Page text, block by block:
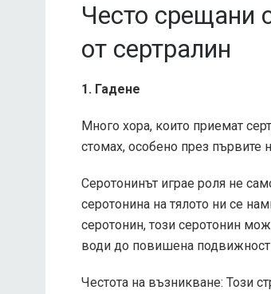
Често срещани
от сертралин
1. Гадене
Много хора, които приемат
стомах, особено през първите
Серотонинът играе роля не
серотонина на тялото ни се
серотонин, този серотонин
води до повишена подвижност
Честота на възникване: Този